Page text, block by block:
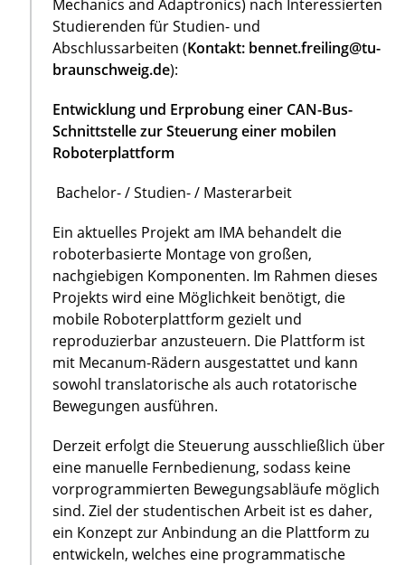
Mechanics and Adaptronics) nach Interessierten
Studierenden für Studien- und
Abschlussarbeiten (Kontakt: bennet.freiling@tu-
braunschweig.de):
Entwicklung und Erprobung einer CAN-Bus-
Schnittstelle zur Steuerung einer mobilen
Roboterplattform
Bachelor- / Studien- / Masterarbeit
Ein aktuelles Projekt am IMA behandelt die
roboterbasierte Montage von großen,
nachgiebigen Komponenten. Im Rahmen dieses
Projekts wird eine Möglichkeit benötigt, die
mobile Roboterplattform gezielt und
reproduzierbar anzusteuern. Die Plattform ist
mit Mecanum-Rädern ausgestattet und kann
sowohl translatorische als auch rotatorische
Bewegungen ausführen.
Derzeit erfolgt die Steuerung ausschließlich über
eine manuelle Fernbedienung, sodass keine
vorprogrammierten Bewegungsabläufe möglich
sind. Ziel der studentischen Arbeit ist es daher,
ein Konzept zur Anbindung an die Plattform zu
entwickeln, welches eine programmatische